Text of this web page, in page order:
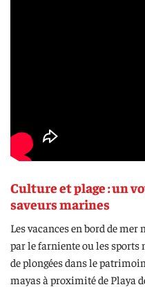
Culture et plage : un
saveurs marines
Les vacances en bord de
par le farniente ou les sports
de plongées dans le
mayas à proximité de Playa